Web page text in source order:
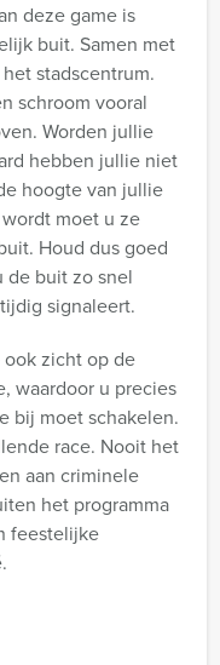
deze game is
buit. Samen met
stadscentrum.
schroom vooral
Worden jullie
hebben jullie niet
hoogte van jullie
moet u ze
Houd dus goed
de buit zo snel
signaleert.
zicht op de
waardoor u precies
bij moet schakelen.
race. Nooit het
aan criminele
het programma
feestelijke